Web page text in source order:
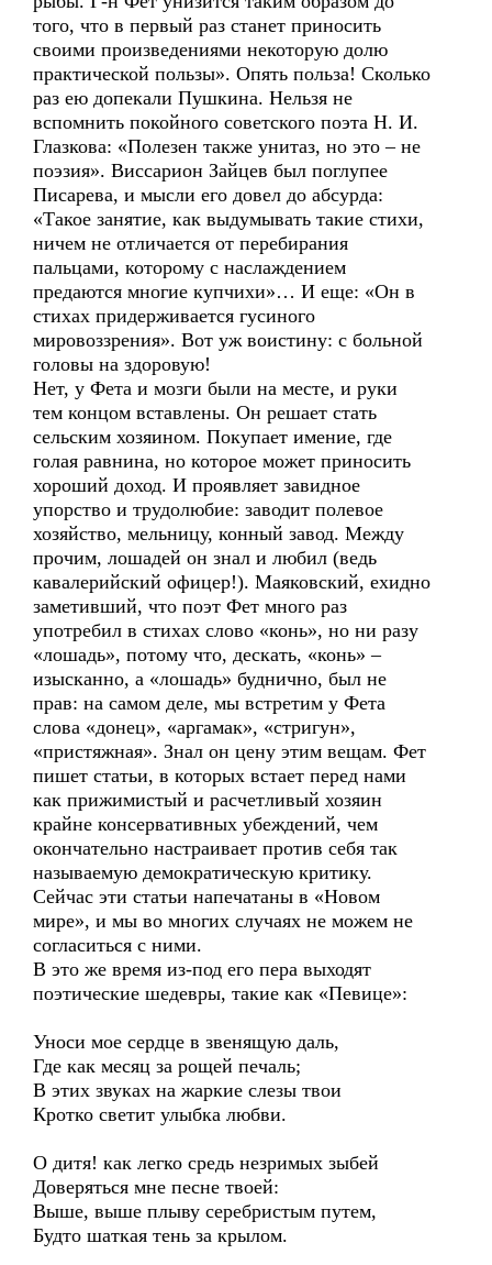
того, что в первый раз станет приносить
своими произведениями некоторую долю
практической пользы». Опять польза! Сколько
раз ею допекали Пушкина. Нельзя не
вспомнить покойного советского поэта Н. И.
Глазкова: «Полезен также унитаз, но это – не
поэзия». Виссарион Зайцев был поглупее
Писарева, и мысли его довел до абсурда:
«Такое занятие, как выдумывать такие стихи,
ничем не отличается от перебирания
пальцами, которому с наслаждением
предаются многие купчихи»… И еще: «Он в
стихах придерживается гусиного
мировоззрения». Вот уж воистину: с больной
головы на здоровую!
Нет, у Фета и мозги были на месте, и руки
тем концом вставлены. Он решает стать
сельским хозяином. Покупает имение, где
голая равнина, но которое может приносить
хороший доход. И проявляет завидное
упорство и трудолюбие: заводит полевое
хозяйство, мельницу, конный завод. Между
прочим, лошадей он знал и любил (ведь
кавалерийский офицер!). Маяковский, ехидно
заметивший, что поэт Фет много раз
употребил в стихах слово «конь», но ни разу
«лошадь», потому что, дескать, «конь» –
изысканно, а «лошадь» буднично, был не
прав: на самом деле, мы встретим у Фета
слова «донец», «аргамак», «стригун»,
«пристяжная». Знал он цену этим вещам. Фет
пишет статьи, в которых встает перед нами
как прижимистый и расчетливый хозяин
крайне консервативных убеждений, чем
окончательно настраивает против себя так
называемую демократическую критику.
Сейчас эти статьи напечатаны в «Новом
мире», и мы во многих случаях не можем не
согласиться с ними.
В это же время из-под его пера выходят
поэтические шедевры, такие как «Певице»:
Уноси мое сердце в звенящую даль,
Где как месяц за рощей печаль;
В этих звуках на жаркие слезы твои
Кротко светит улыбка любви.
О дитя! как легко средь незримых зыбей
Доверяться мне песне твоей:
Выше, выше плыву серебристым путем,
Будто шаткая тень за крылом.